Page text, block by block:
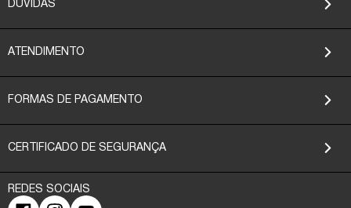
DÚVIDAS
ATENDIMENTO
FORMAS DE PAGAMENTO
CERTIFICADO DE SEGURANÇA